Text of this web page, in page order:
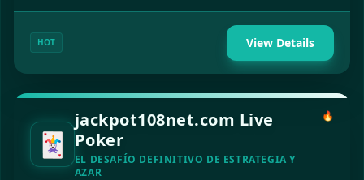
HOT View Details
🃏
jackpot108net.com Live
Poker
EL DESAFÍO DEFINITIVO DE ESTRATEGIA Y
AZAR
🔥